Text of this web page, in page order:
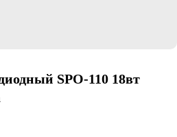
SPO-110 18вт